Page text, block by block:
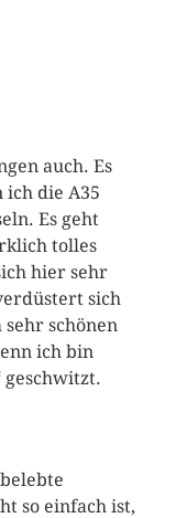
auch. Es
die A35
Es geht
tolles
hier sehr
sich
schönen
ich bin
so einfach ist,